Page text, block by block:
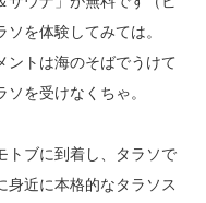
を体験してみては。
ントは海のそばでうけて
を受けなくちゃ。
トブに到着し、タラソで
身近に本格的なタラソス